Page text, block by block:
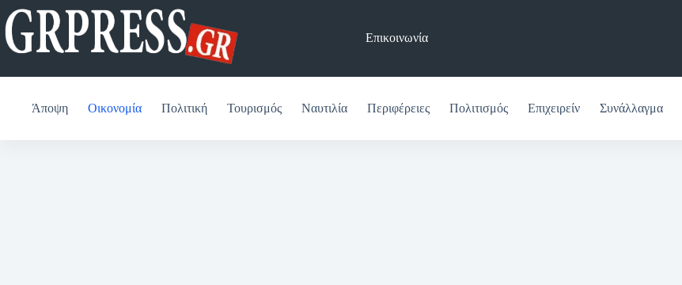
Μετάβαση
στο
περιεχόμενο
Επικοινωνία
Άποψη Οικονομία Πολιτική Τουρισμός Ναυτιλία Περιφέρειες Πολιτισμός Επιχειρείν Συνάλλαγμα